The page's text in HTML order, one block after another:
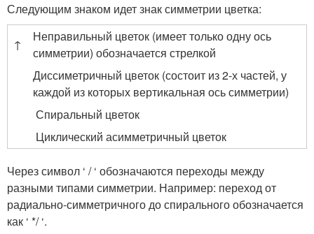
Следующим знаком идет знак симметрии цветка:
↑
Неправильный цветок (имеет только одну ось
симметрии) обозначается стрелкой
Диссиметричный цветок (состоит из 2-х частей, у
каждой из которых вертикальная ось симметрии)
Спиральный цветок
Циклический асимметричный цветок
Через символ ‘ / ‘ обозначаются переходы между
разными типами симметрии. Например: переход от
радиально-симметричного до спирального обозначается
как ‘ */ ‘.